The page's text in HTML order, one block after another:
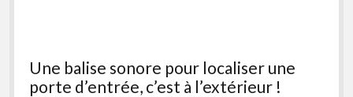
Une balise sonore pour localiser une
porte d’entrée, c’est à l’extérieur !